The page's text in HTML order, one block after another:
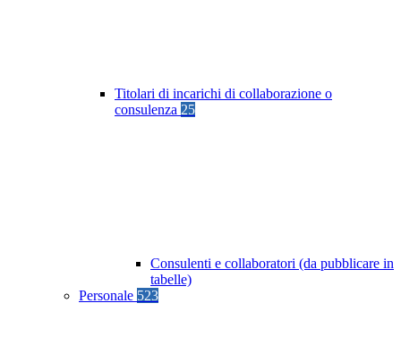
Titolari di incarichi di collaborazione o
consulenza 25
Consulenti e collaboratori (da pubblicare in
tabelle)
Personale 523